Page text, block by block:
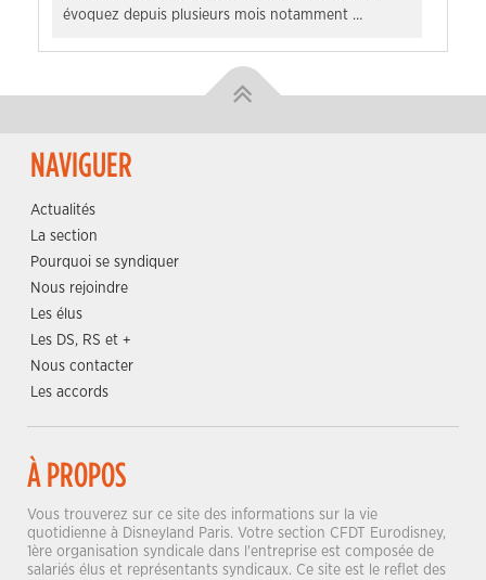
évoquez depuis plusieurs mois notamment …
NAVIGUER
Actualités
La section
Pourquoi se syndiquer
Nous rejoindre
Les élus
Les DS, RS et +
Nous contacter
Les accords
À PROPOS
Vous trouverez sur ce site des informations sur la vie
quotidienne à Disneyland Paris. Votre section CFDT Eurodisney,
1ère organisation syndicale dans l'entreprise est composée de
salariés élus et représentants syndicaux. Ce site est le reflet des